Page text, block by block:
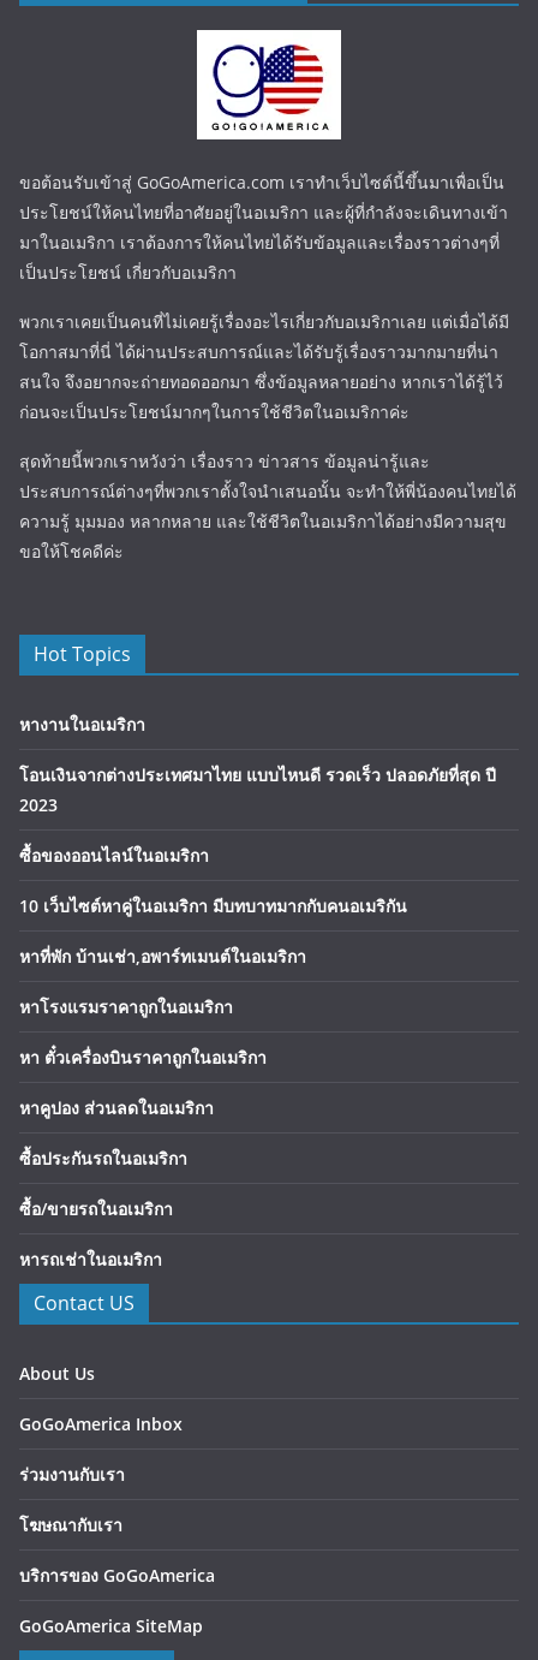
ขอต้อนรับเข้าสู่ GoGoAmerica.com เราทำเว็บไซต์นี้ขึ้นมาเพื่อเป็น
ประโยชน์ให้คนไทยที่อาศัยอยู่ในอเมริกา และผู้ที่กำลังจะเดินทางเข้า
มาในอเมริกา เราต้องการให้คนไทยได้รับข้อมูลและเรื่องราวต่างๆที่
เป็นประโยชน์ เกี่ยวกับอเมริกา
พวกเราเคยเป็นคนที่ไม่เคยรู้เรื่องอะไรเกี่ยวกับอเมริกาเลย แต่เมื่อได้มี
โอกาสมาที่นี่ ได้ผ่านประสบการณ์และได้รับรู้เรื่องราวมากมายที่น่า
สนใจ จึงอยากจะถ่ายทอดออกมา ซึ่งข้อมูลหลายอย่าง หากเราได้รู้ไว้
ก่อนจะเป็นประโยชน์มากๆในการใช้ชีวิตในอเมริกาค่ะ
สุดท้ายนี้พวกเราหวังว่า เรื่องราว ข่าวสาร ข้อมูลน่ารู้และ
ประสบการณ์ต่างๆที่พวกเราตั้งใจนำเสนอนั้น จะทำให้พี่น้องคนไทยได้
ความรู้ มุมมอง หลากหลาย และใช้ชีวิตในอเมริกาได้อย่างมีความสุข
ขอให้โชคดีค่ะ
Hot Topics
หางานในอเมริกา
โอนเงินจากต่างประเทศมาไทย แบบไหนดี รวดเร็ว ปลอดภัยที่สุด ปี
2023
ซื้อของออนไลน์ในอเมริกา
10 เว็บไซต์หาคู่ในอเมริกา มีบทบาทมากกับคนอเมริกัน
หาที่พัก บ้านเช่า,อพาร์ทเมนต์ในอเมริกา
หาโรงแรมราคาถูกในอเมริกา
หา ตั๋วเครื่องบินราคาถูกในอเมริกา
หาคูปอง ส่วนลดในอเมริกา
ซื้อประกันรถในอเมริกา
ซื้อ/ขายรถในอเมริกา
หารถเช่าในอเมริกา
Contact US
About Us
GoGoAmerica Inbox
ร่วมงานกับเรา
โฆษณากับเรา
บริการของ GoGoAmerica
GoGoAmerica SiteMap